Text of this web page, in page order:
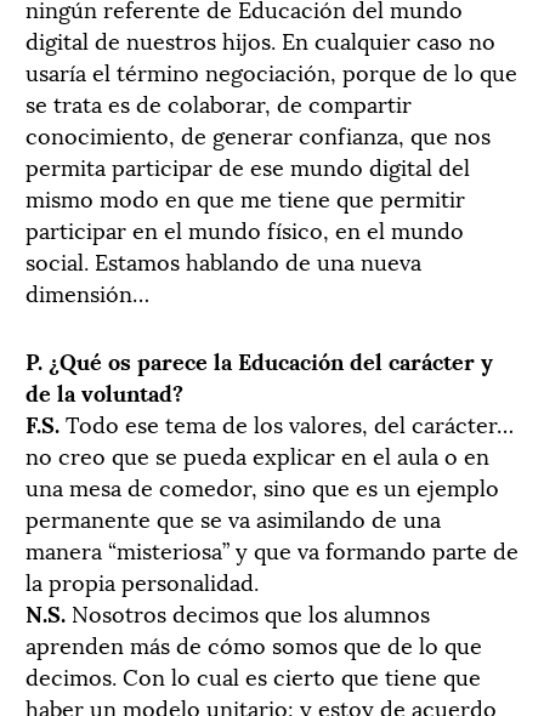
ningún referente de Educación del mundo
digital de nuestros hijos. En cualquier caso no
usaría el término negociación, porque de lo que
se trata es de colaborar, de compartir
conocimiento, de generar confianza, que nos
permita participar de ese mundo digital del
mismo modo en que me tiene que permitir
participar en el mundo físico, en el mundo
social. Estamos hablando de una nueva
dimensión…
P. ¿Qué os parece la Educación del carácter y
de la voluntad?
F.S.Todo ese tema de los valores, del carácter…
no creo que se pueda explicar en el aula o en
una mesa de comedor, sino que es un ejemplo
permanente que se va asimilando de una
manera “misteriosa” y que va formando parte de
la propia personalidad.
N.S. Nosotros decimos que los alumnos
aprenden más de cómo somos que de lo que
decimos. Con lo cual es cierto que tiene que
haber un modelo unitario; y estoy de acuerdo